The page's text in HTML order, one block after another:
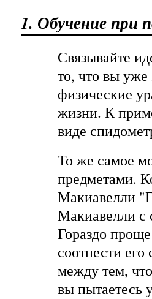
1. Обучение при
Связывайте
то, что вы уже
физические
жизни. К
виде
То же самое
предметами.
Макиавелли
Макиавелли с
Гораздо
соотнести
между тем,
вы пытаетесь